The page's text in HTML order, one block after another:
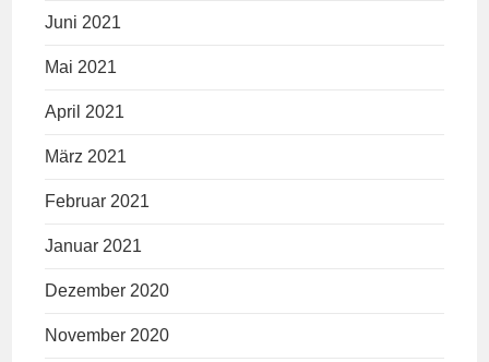
Juni 2021
Mai 2021
April 2021
März 2021
Februar 2021
Januar 2021
Dezember 2020
November 2020